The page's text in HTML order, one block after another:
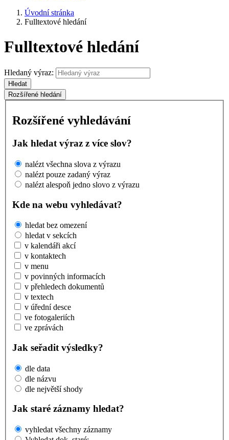
Úvodní stránka
Fulltextové hledání
Fulltextové hledání
Hledaný výraz:
Hledat
Rozšířené hledání
Rozšířené vyhledávání
Jak hledat výraz z více slov?
nalézt všechna slova z výrazu
nalézt pouze zadaný výraz
nalézt alespoň jedno slovo z výrazu
Kde na webu vyhledávat?
hledat bez omezení
hledat v sekcích
v kalendáři akcí
v kontaktech
v menu
v povinných informacích
v přehledech dokumentů
v textech
v úřední desce
ve fotogaleriích
ve zprávách
Jak seřadit výsledky?
dle data
dle názvu
dle největší shody
Jak staré záznamy hledat?
vyhledat všechny záznamy